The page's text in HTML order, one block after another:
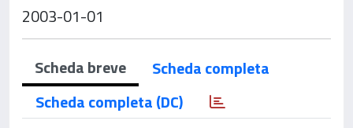
2003-01-01
Scheda breve
Scheda completa
Scheda completa (DC)